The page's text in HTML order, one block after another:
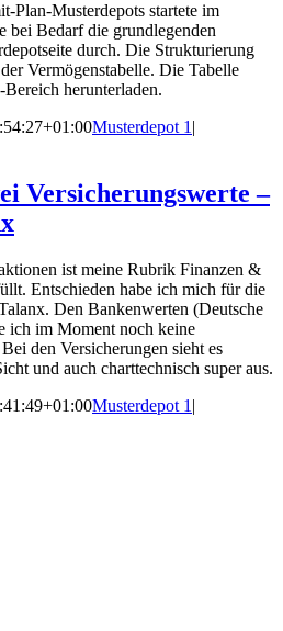
Plan-Musterdepots startete im
bei Bedarf die grundlegenden
durch. Die Strukturierung
Vermögenstabelle. Die Tabelle
herunterladen.
Musterdepot 1 |
Versicherungswerte –
ist meine Rubrik Finanzen &
Entschieden habe ich mich für die
Den Bankenwerten (Deutsche
ich im Moment noch keine
den Versicherungen sieht es
und auch charttechnisch super aus.
Musterdepot 1 |